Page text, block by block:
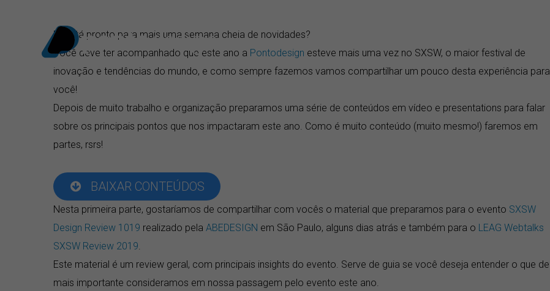
Ei, está pronto para mais uma semana cheia de novidades?
Você deve ter acompanhado que este ano a Pontodesign esteve mais uma vez no SXSW, o maior festival de
inovação e tendências do mundo, e como sempre fazemos vamos compartilhar um pouco desta experiência para
você!
Depois de muito trabalho e organização preparamos uma série de conteúdos em vídeo e presentations para falar
sobre os principais pontos que nos impactaram este ano. Como é muito conteúdo (muito mesmo!) faremos em
partes, rsrs!
BAIXAR CONTEÚDOS
Nesta primeira parte, gostaríamos de compartilhar com vocês o material que preparamos para o evento SXSW
Design Review 1019 realizado pela ABEDESIGN em São Paulo, alguns dias atrás e também para o LEAG Webtalks
SXSW Review 2019.
Este material é um review geral, com principais insights do evento. Serve de guia se você deseja entender o que de
mais importante consideramos em nossa passagem pelo evento este ano.